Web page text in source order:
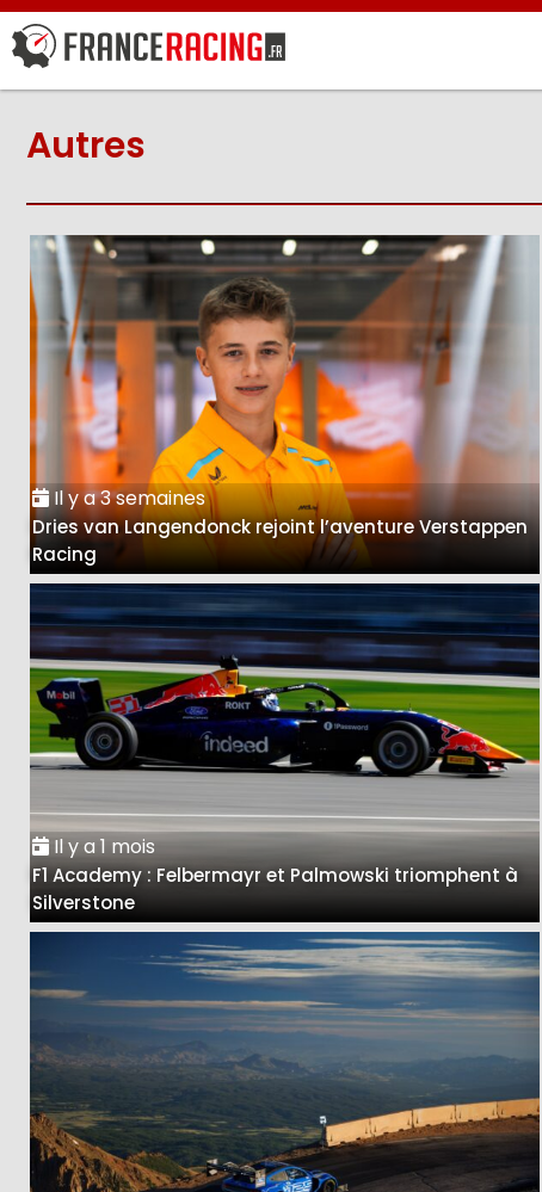
Autres
Il y a 3 semaines
Dries van Langendonck rejoint l’aventure Verstappen
Racing
Il y a 1 mois
F1 Academy : Felbermayr et Palmowski triomphent à
Silverstone